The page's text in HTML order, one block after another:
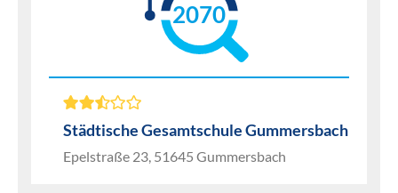
2070
Städtische Gesamtschule Gummersbach
Epelstraße 23, 51645 Gummersbach